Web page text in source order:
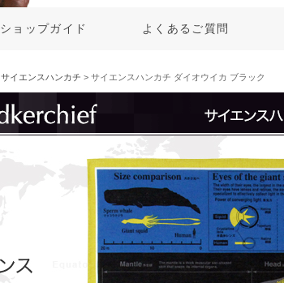
ショップガイド よくあるご質問
サイエンスハンカチ > サイエンスハンカチ ダイオウイカ ブラック